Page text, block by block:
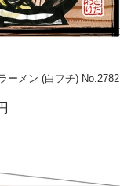
ーメン (白フチ) No.2782